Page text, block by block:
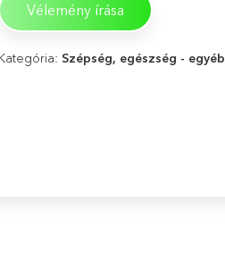
Vélemény írása
Kategória: Szépség, egészség - egyéb